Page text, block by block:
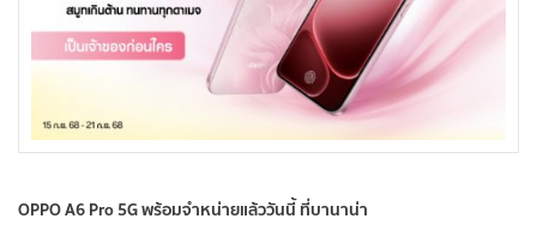
OPPO A6 Pro 5G พร้อมจำหน่ายแล้ววันนี้ ที่บานาน่า